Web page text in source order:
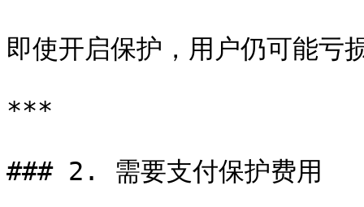
即使开启保护，用户仍可能亏
***
### 2. 需要支付保护费用